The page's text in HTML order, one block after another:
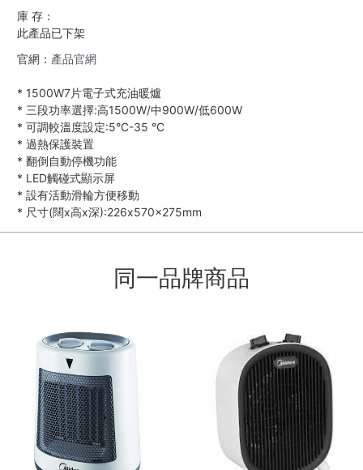
庫 存：
此產品已下架
官網： 產品官網
* 1500W7片電子式充油暖爐
* 三段功率選擇:高1500W/中900W/低600W
* 可調較溫度設定:5°C-35 °C
* 過熱保護裝置
* 翻倒自動停機功能
* LED觸碰式顯示屏
* 設有活動滑輪方便移動
* 尺寸(闊x高x深):226x570x275mm
同一品牌商品